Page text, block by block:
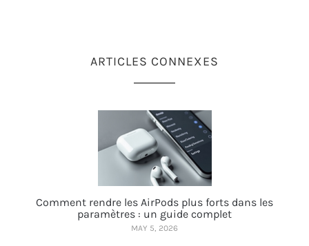
ARTICLES CONNEXES
Comment rendre les AirPods plus forts dans les
paramètres : un guide complet
MAY 5, 2026